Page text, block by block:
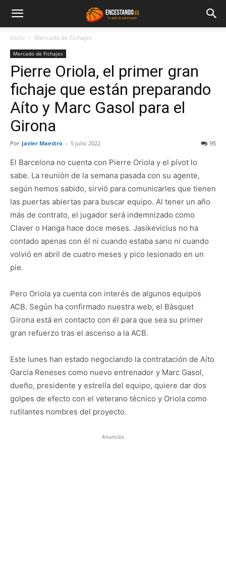
Inicio Mercado de Fichajes
Mercado de Fichajes
Pierre Oriola, el primer gran
fichaje que están preparando
Aíto y Marc Gasol para el
Girona
Por Javier Maestro - 5 julio 2022 95
El Barcelona no cuenta con Pierre Oriola y el pívot lo
sabe. La reunión de la semana pasada con su agente,
según hemos sabido, sirvió para comunicarles que tienen
las puertas abiertas para buscar equipo. Al tener un año
más de contrato, el jugador será indemnizado como
Claver o Hanga hace doce meses. Jasikevicius no ha
contado apenas con él ni cuando estaba sano ni cuando
volvió en abril de cuatro meses y pico lesionado en un
pie.
Pero Oriola ya cuenta con interés de algunos equipos
ACB. Según ha confirmado nuestra web, el Bàsquet
Girona está en contacto con él para que sea su primer
gran refuerzo tras el ascenso a la ACB.
Este lunes han estado negociando la contratación de Aíto
García Reneses como nuevo entrenador y Marc Gasol,
dueño, presidente y estrella del equipo, quiere dar dos
golpes de efecto con el veterano técnico y Oriola como
rutilantes nombres del proyecto.
Anuncios